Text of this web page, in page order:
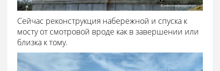
Сейчас реконструкция набережной и спуска к
мосту от смотровой вроде как в завершении или
близка к тому.